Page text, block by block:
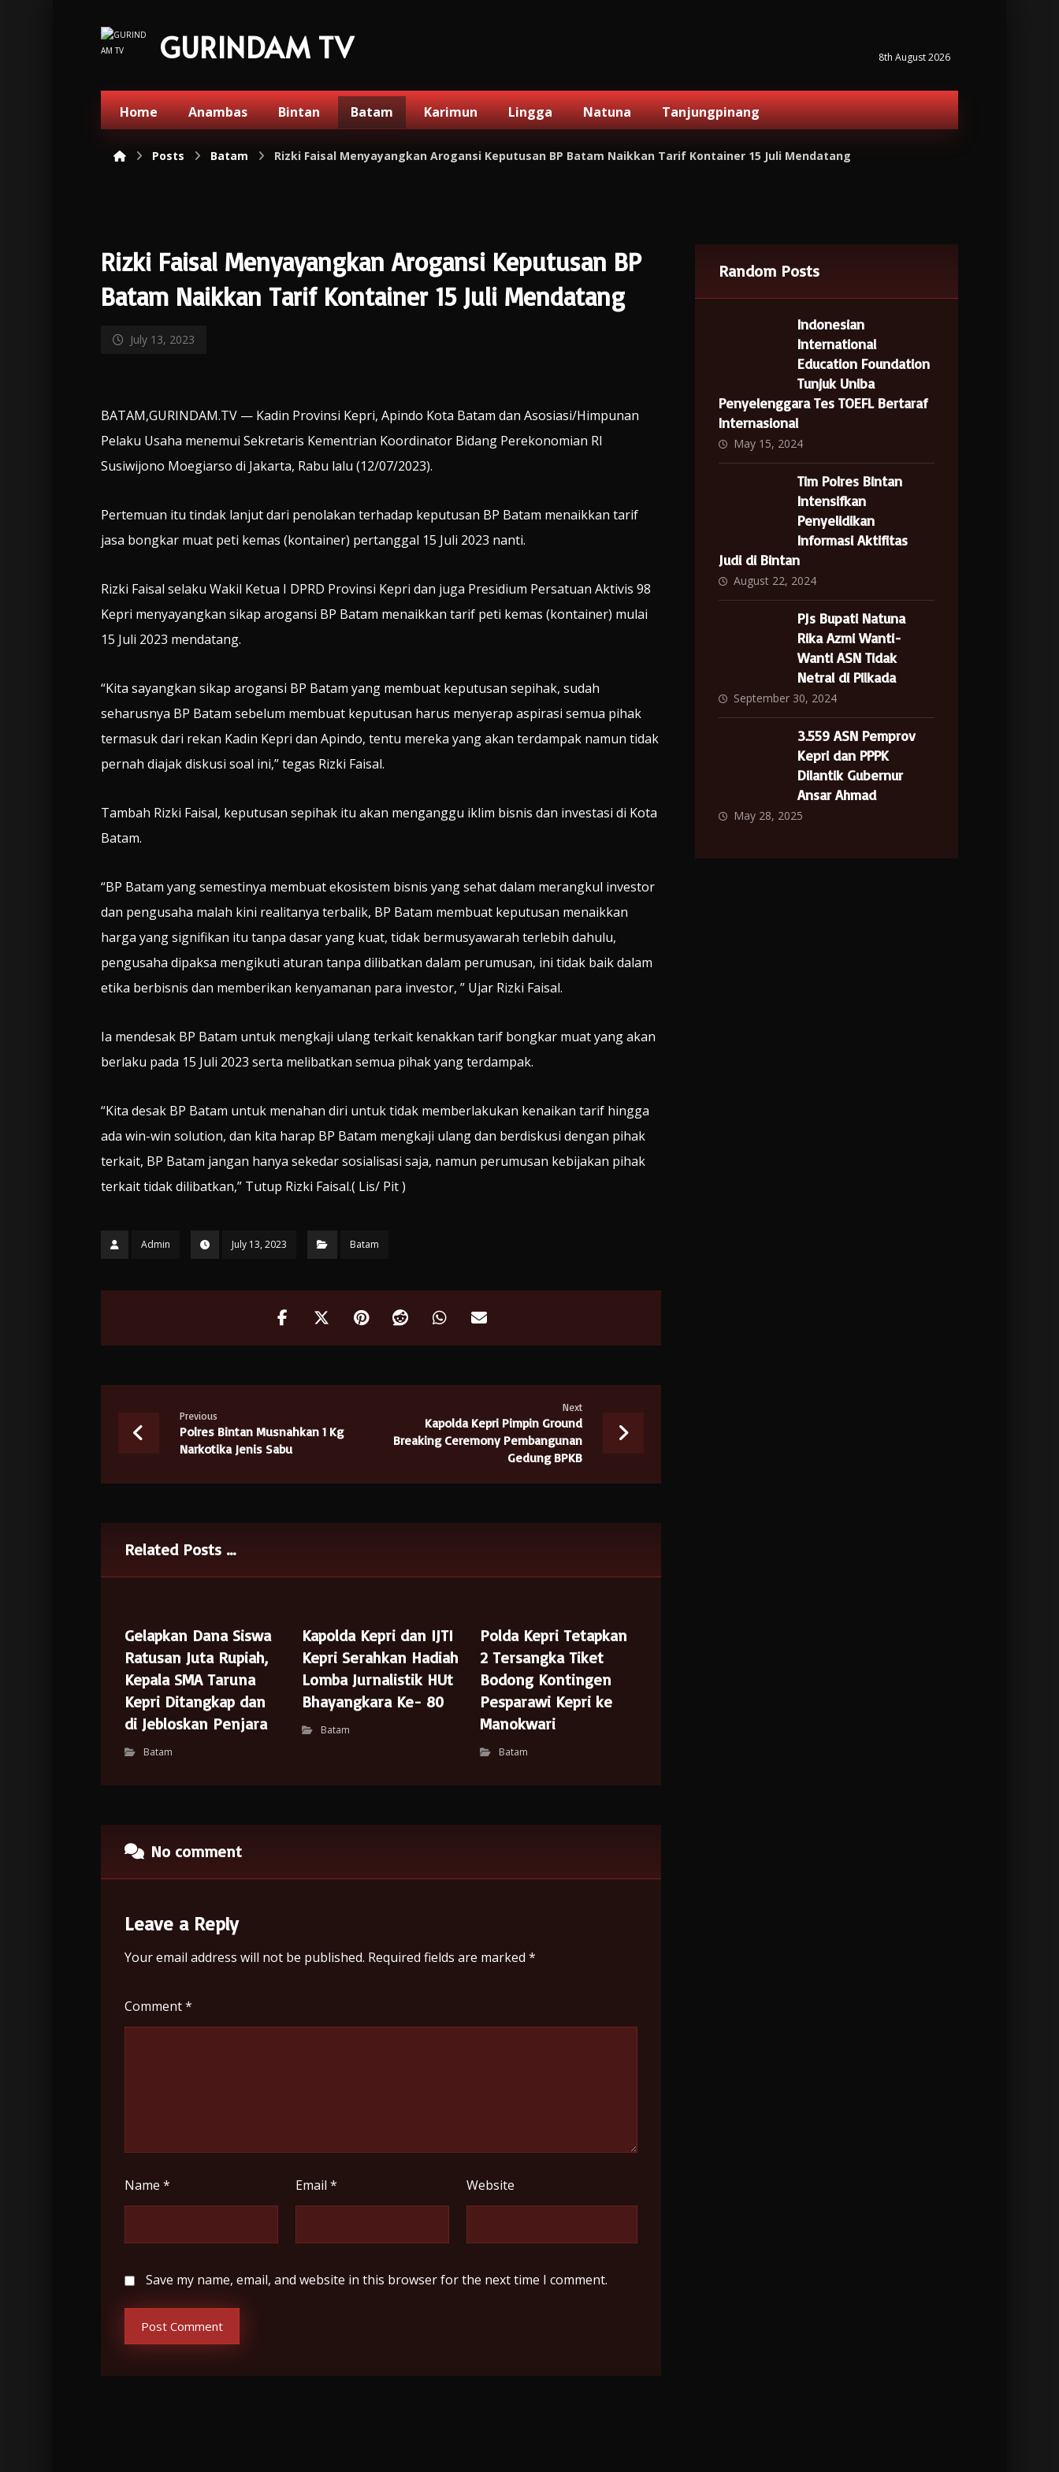
GURINDAM TV 8th August 2026
Home Anambas Bintan Batam Karimun Lingga Natuna Tanjungpinang
Posts Batam Rizki Faisal Menyayangkan Arogansi Keputusan BP Batam Naikkan Tarif Kontainer 15 Juli Mendatang
Rizki Faisal Menyayangkan Arogansi Keputusan BP
Batam Naikkan Tarif Kontainer 15 Juli Mendatang
July 13, 2023
BATAM,GURINDAM.TV — Kadin Provinsi Kepri, Apindo Kota Batam dan Asosiasi/Himpunan
Pelaku Usaha menemui Sekretaris Kementrian Koordinator Bidang Perekonomian RI
Susiwijono Moegiarso di Jakarta, Rabu lalu (12/07/2023).
Pertemuan itu tindak lanjut dari penolakan terhadap keputusan BP Batam menaikkan tarif
jasa bongkar muat peti kemas (kontainer) pertanggal 15 Juli 2023 nanti.
Rizki Faisal selaku Wakil Ketua I DPRD Provinsi Kepri dan juga Presidium Persatuan Aktivis 98
Kepri menyayangkan sikap arogansi BP Batam menaikkan tarif peti kemas (kontainer) mulai
15 Juli 2023 mendatang.
“Kita sayangkan sikap arogansi BP Batam yang membuat keputusan sepihak, sudah
seharusnya BP Batam sebelum membuat keputusan harus menyerap aspirasi semua pihak
termasuk dari rekan Kadin Kepri dan Apindo, tentu mereka yang akan terdampak namun tidak
pernah diajak diskusi soal ini,” tegas Rizki Faisal.
Tambah Rizki Faisal, keputusan sepihak itu akan menganggu iklim bisnis dan investasi di Kota
Batam.
“BP Batam yang semestinya membuat ekosistem bisnis yang sehat dalam merangkul investor
dan pengusaha malah kini realitanya terbalik, BP Batam membuat keputusan menaikkan
harga yang signifikan itu tanpa dasar yang kuat, tidak bermusyawarah terlebih dahulu,
pengusaha dipaksa mengikuti aturan tanpa dilibatkan dalam perumusan, ini tidak baik dalam
etika berbisnis dan memberikan kenyamanan para investor, ” Ujar Rizki Faisal.
Ia mendesak BP Batam untuk mengkaji ulang terkait kenakkan tarif bongkar muat yang akan
berlaku pada 15 Juli 2023 serta melibatkan semua pihak yang terdampak.
“Kita desak BP Batam untuk menahan diri untuk tidak memberlakukan kenaikan tarif hingga
ada win-win solution, dan kita harap BP Batam mengkaji ulang dan berdiskusi dengan pihak
terkait, BP Batam jangan hanya sekedar sosialisasi saja, namun perumusan kebijakan pihak
terkait tidak dilibatkan,” Tutup Rizki Faisal.( Lis/ Pit )
Admin July 13, 2023 Batam
Previous
Polres Bintan Musnahkan 1 Kg
Narkotika Jenis Sabu
Next
Kapolda Kepri Pimpin Ground
Breaking Ceremony Pembangunan
Gedung BPKB
Related Posts ...
Gelapkan Dana Siswa
Ratusan Juta Rupiah,
Kepala SMA Taruna
Kepri Ditangkap dan
di Jebloskan Penjara
Batam
Kapolda Kepri dan IJTI
Kepri Serahkan Hadiah
Lomba Jurnalistik HUt
Bhayangkara Ke- 80
Batam
Polda Kepri Tetapkan
2 Tersangka Tiket
Bodong Kontingen
Pesparawi Kepri ke
Manokwari
Batam
No comment
Leave a Reply
Your email address will not be published. Required fields are marked *
Comment*
Name * Email * Website
Save my name, email, and website in this browser for the next time I comment.
Post Comment
Random Posts
Indonesian
International
Education Foundation
Tunjuk Uniba
Penyelenggara Tes TOEFL Bertaraf
Internasional
May 15, 2024
Tim Polres Bintan
Intensifkan
Penyelidikan
Informasi Aktifitas
Judi di Bintan
August 22, 2024
PJs Bupati Natuna
Rika Azmi Wanti-
Wanti ASN Tidak
Netral di Pilkada
September 30, 2024
3.559 ASN Pemprov
Kepri dan PPPK
Dilantik Gubernur
Ansar Ahmad
May 28, 2025